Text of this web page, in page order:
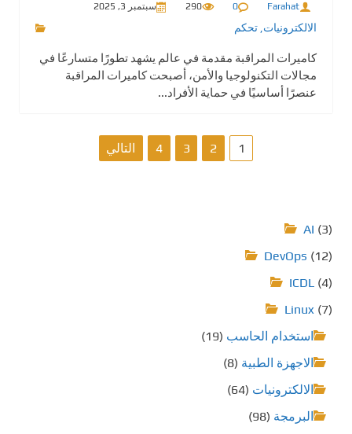
Farahat
0
290 سبتمبر 3, 2025
الالكترونيات تحكم
كاميرات المراقبة مقدمة في عالم يشهد تطورًا متسارعًا في
مجالات التكنولوجيا والأمن، أصبحت كاميرات المراقبة
عنصرًا أساسيًا في حماية الأفراد...
ص
ف
ح
ت
1
2
3
4 التالي
AI (3)
DevOps (12)
ICDL (4)
Linux (7)
استخدام الحاسب (19)
الاجهزة الطبية (8)
الالكترونيات (64)
البرمجة (98)